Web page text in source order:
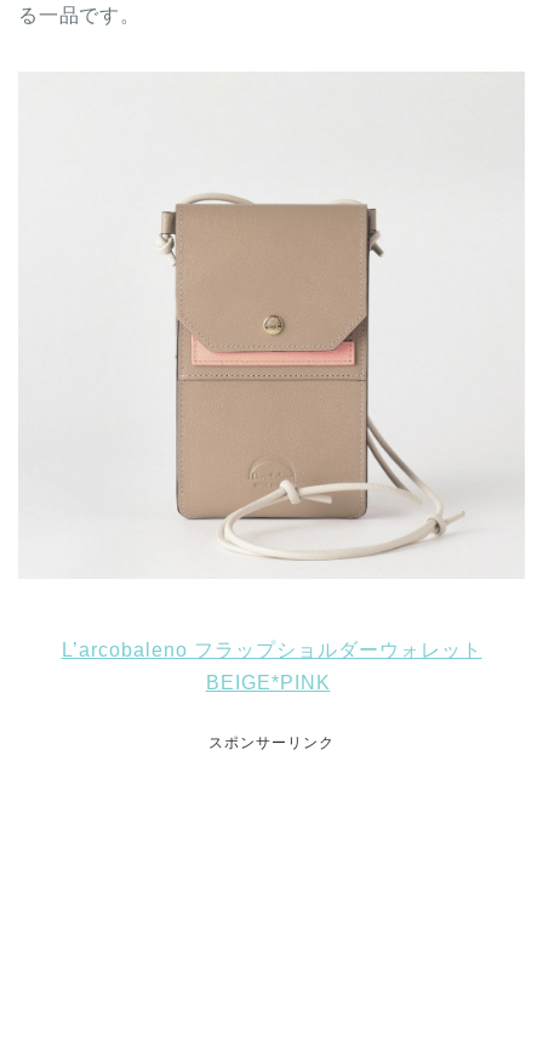
る一品です。
L’arcobaleno フラップショルダーウォレット
BEIGE*PINK
スポンサーリンク